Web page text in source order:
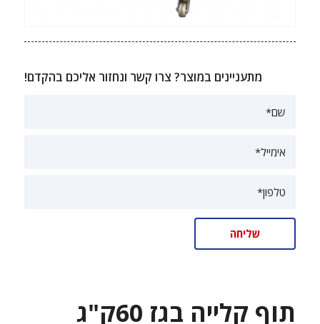
מתעניינים במוצר? צרו קשר ונחזור אליכם בהקדם!
תוף קלייה בגז 60ק"ג